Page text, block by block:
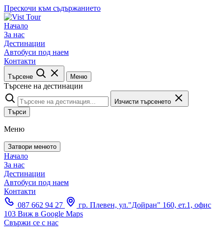
Прескочи към съдържанието
Начало
За нас
Дестинации
Автобуси под наем
Контакти
Търсене Меню
Търсене на дестинации
Изчисти търсенето
Търси
Меню
Затвори менюто
Начало
За нас
Дестинации
Автобуси под наем
Контакти
087 662 94 27
гр. Плевен, ул."Дойран" 160, ет.1, офис
103 Виж в Google Maps
Свържи се с нас